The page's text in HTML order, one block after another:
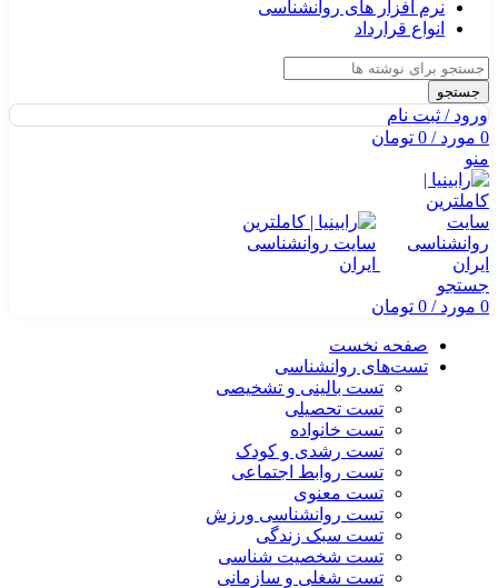
نرم افزار های روانشناسی
انواع قرارداد
جستجو
ورود / ثبت نام
0 مورد/
0 تومان
منو
جستجو
0 مورد/
0 تومان
صفحه نخست
تست‌های روانشناسی
تست بالینی و تشخیصی
تست تحصیلی
تست خانواده
تست رشدی و کودک
تست روابط اجتماعی
تست معنوی
تست روانشناسی ورزش
تست سبک زندگی
تست شخصیت شناسی
تست شغلی و سازمانی